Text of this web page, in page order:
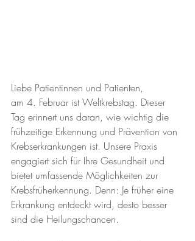
Liebe Patientinnen und Patienten,
am 4. Februar ist Weltkrebstag. Dieser
Tag erinnert uns daran, wie wichtig die
frühzeitige Erkennung und Prävention von
Krebserkrankungen ist. Unsere Praxis
engagiert sich für Ihre Gesundheit und
bietet umfassende Möglichkeiten zur
Krebsfrüherkennung. Denn: Je früher eine
Erkrankung entdeckt wird, desto besser
sind die Heilungschancen.